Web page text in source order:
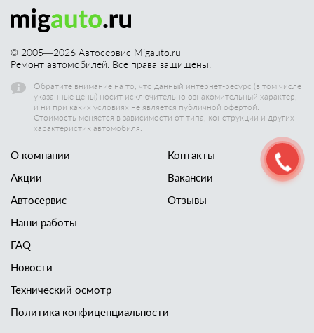
© 2005—2026 Автосервис Migauto.ru
Ремонт автомобилей. Все права защищены.
Обратите внимание на то, что данный интернет-ресурс (в том числе
указанные цены) носит исключительно ознакомительный характер,
и ни при каких условиях не является публичной офертой.
Стоимость меняется в зависимости от типа, конструкции и других
характеристик автомобиля.
О компании
Акции
Автосервис
Наши работы
Контакты
Вакансии
Отзывы
FAQ
Новости
Технический осмотр
Политика конфиценциальности